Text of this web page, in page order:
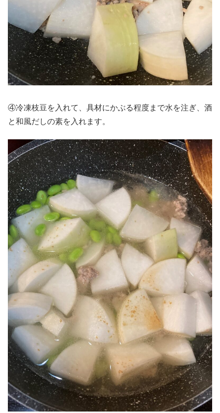
④冷凍枝豆を入れて、具材にかぶる程度まで水を注ぎ、酒
と和風だしの素を入れます。